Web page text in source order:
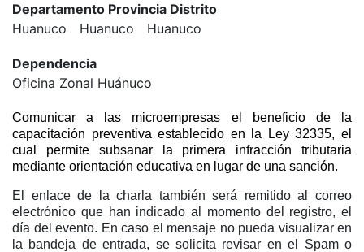
Departamento Provincia Distrito
Huanuco
Huanuco Huanuco
Dependencia
Oficina Zonal Huánuco
Comunicar a las microempresas el beneficio de la
capacitación preventiva establecido en la Ley 32335, el
cual permite subsanar la primera infracción tributaria
mediante orientación educativa en lugar de una sanción.
El enlace de la charla también será remitido al correo
electrónico que han indicado al momento del registro, el
día del evento. En caso el mensaje no pueda visualizar en
la bandeja de entrada, se solicita revisar en el Spam o